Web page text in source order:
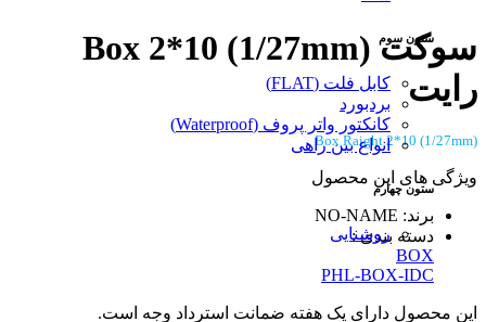
ستون سوم
کابل فلت (FLAT)
بردبورد
کانکتور واتر پروف (Waterproof)
انواع بین راهی
ستون چهارم
روشنایی
سوکت Box 2*10 (1/27mm)
رایت
Box Raight 2*10 (1/27mm)
ویژگی های این محصول
برند: NO-NAME
دسته بندی :
BOX
PHL-BOX-IDC
این محصول دارای یک هفته ضمانت استرداد وجه است.